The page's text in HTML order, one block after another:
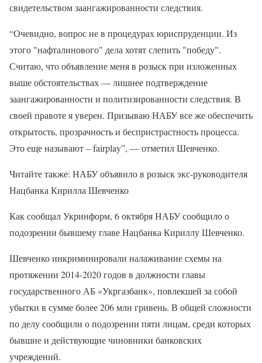
свидетельством заангажированности следствия.
“Очевидно, вопрос не в процедурах юриспруденции. Из
этого "нафталинового" дела хотят слепить "победу".
Считаю, что объявление меня в розыск при изложенных
выше обстоятельствах — лишнее подтверждение
заангажированности и политизированности следствия. В
своей правоте я уверен. Призываю НАБУ все же обеспечить
открытость, прозрачность и беспристрастность процесса.
Это еще называют – fairplay”, — отметил Шевченко.
Читайте также: НАБУ объявило в розыск экс-руководителя
Нацбанка Кирилла Шевченко
Как сообщал Укринформ, 6 октября НАБУ сообщило о
подозрении бывшему главе Нацбанка Кириллу Шевченко.
Шевченко инкриминировали налаживание схемы на
протяжении 2014-2020 годов в должности главы
государственного АБ «Укргазбанк», повлекшей за собой
убытки в сумме более 206 млн гривень. В общей сложности
по делу сообщили о подозрении пяти лицам, среди которых
бывшие и действующие чиновники банковских
учреждений.